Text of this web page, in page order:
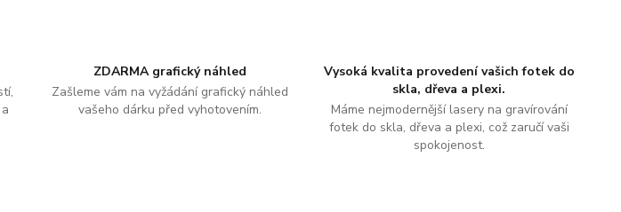
ZDARMA grafický náhled
Zašleme vám na vyžádání grafický náhled
vašeho dárku před vyhotovením.
Vysoká kvalita provedení vašich fotek do
skla, dřeva a plexi.
Máme nejmodernější lasery na gravírování
fotek do skla, dřeva a plexi, což zaručí vaši
spokojenost.